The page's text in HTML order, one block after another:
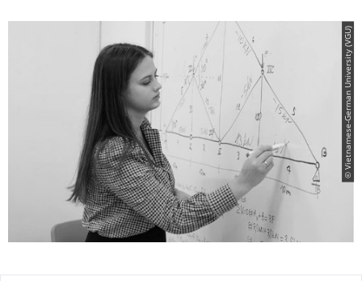
© Vietnamese-German University (VGU)